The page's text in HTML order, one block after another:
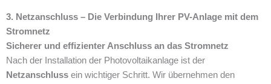
3. Netzanschluss – Die Verbindung Ihrer PV-Anlage mit dem
Stromnetz
Sicherer und effizienter Anschluss an das Stromnetz
Nach der Installation der Photovoltaikanlage ist der
Netzanschluss ein wichtiger Schritt. Wir übernehmen den